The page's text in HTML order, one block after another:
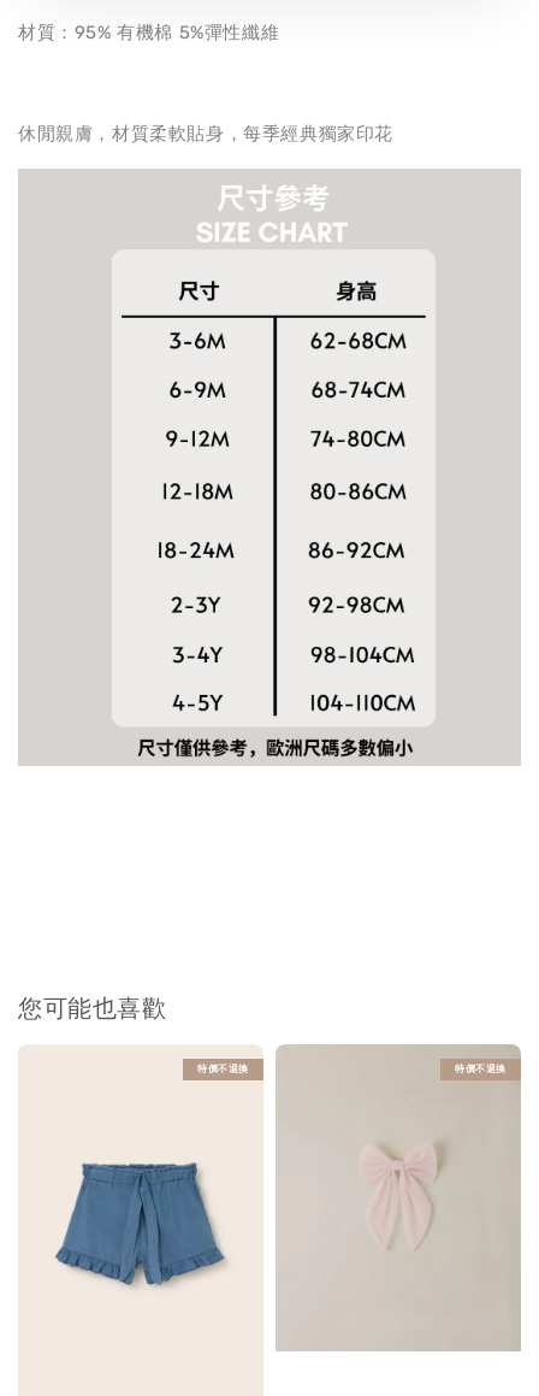
材質：95% 有機棉 5%彈性纖維
休閒親膚，材質柔軟貼身，每季經典獨家印花
您可能也喜歡
特價不退換 特價不退換